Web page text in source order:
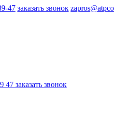
47 заказать звонок
47 заказать звонок